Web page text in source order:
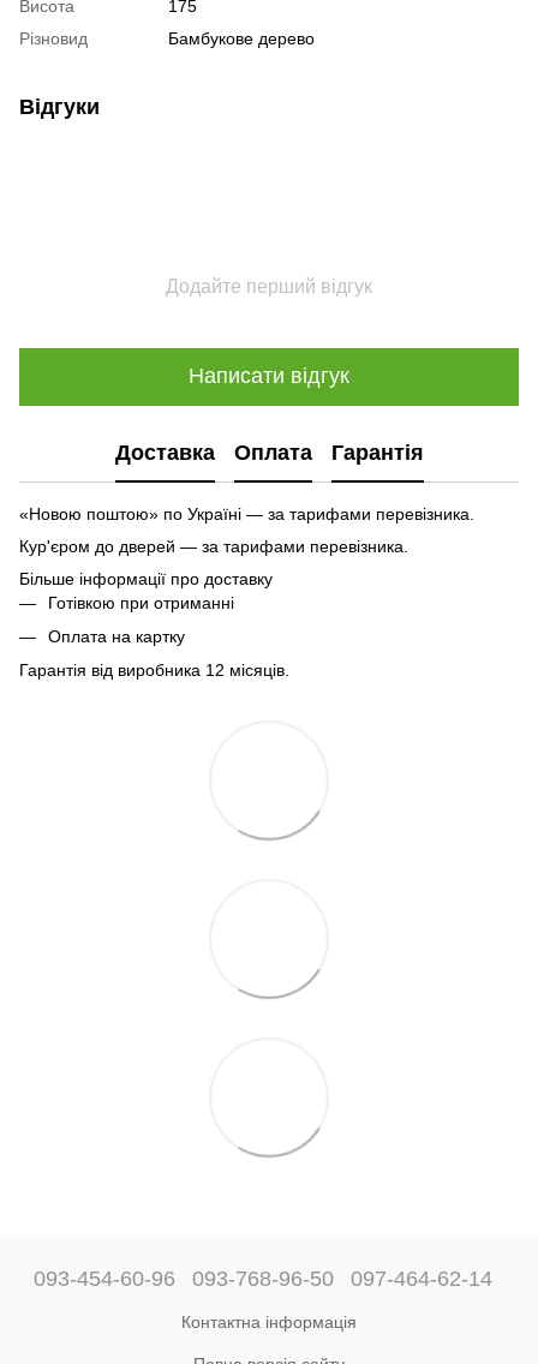
Висота
175
Різновид
Бамбукове дерево
Відгуки
Додайте перший відгук
Написати відгук
Доставка Оплата Гарантія
«Новою поштою» по Україні — за тарифами перевізника.
Кур'єром до дверей — за тарифами перевізника.
Більше інформації про доставку
Готівкою при отриманні
Оплата на картку
Гарантія від виробника 12 місяців.
093-454-60-96 093-768-96-50 097-464-62-14
Контактна інформація